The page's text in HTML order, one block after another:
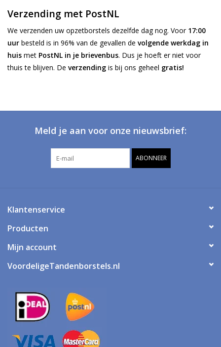
Verzending met PostNL
We verzenden uw opzetborstels dezelfde dag nog. Voor 17:00
uur besteld is in 96% van de gevallen de volgende werkdag in
huis met PostNL in je brievenbus. Dus je hoeft er niet voor
thuis te blijven. De verzending is bij ons geheel gratis!
Meld je aan voor onze nieuwsbrief:
ABONNEER
Klantenservice
Producten
Mijn account
VoordeligeTandenborstels.nl